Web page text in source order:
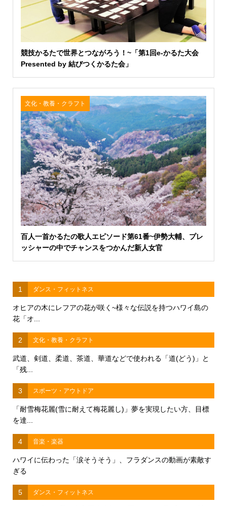
競技かるたで世界とつながろう！~「第1回e-かるた大会
Presented by 結びつくかるた会」
文化・教養・クラフト
百人一首かるたの歌人エピソード第61番~伊勢大輔、プレ
ッシャーの中でチャンスをつかんだ新人女官
1 ダンス・フィットネス
オヒアの木にレフアの花が咲く~様々な伝説を持つハワイ島の
花「オ...
2 文化・教養・クラフト
武道、剣道、柔道、茶道、華道などで使われる「道(どう)」と
「残...
3 スポーツ・アウトドア
「耐雪梅花麗(雪に耐えて梅花麗し)」夢を実現したい方、目標
を達...
4 音楽・楽器
ハワイに伝わった「涙そうそう」、フラダンスの動画が素敵す
ぎる
5 ダンス・フィットネス